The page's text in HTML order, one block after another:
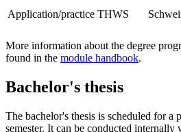
Application/practice THWS
More information about the degree
found in the module handbook.
Bachelor's thesis
The bachelor's thesis is scheduled for a
semester. It can be conducted